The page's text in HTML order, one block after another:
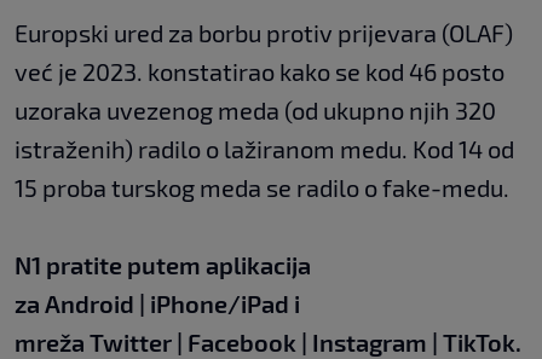
Europski ured za borbu protiv prijevara (OLAF)
već je 2023. konstatirao kako se kod 46 posto
uzoraka uvezenog meda (od ukupno njih 320
istraženih) radilo o lažiranom medu. Kod 14 od
15 proba turskog meda se radilo o fake-medu.
N1 pratite putem aplikacija
za Android | iPhone/iPad i
mreža Twitter | Facebook | Instagram | TikTok.